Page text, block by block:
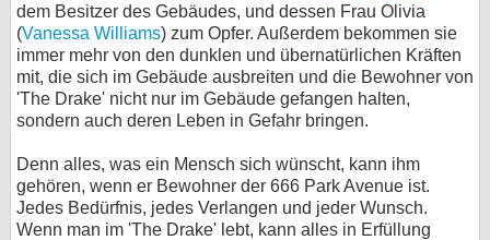
dem Besitzer des Gebäudes, und dessen Frau Olivia
(Vanessa Williams) zum Opfer. Außerdem bekommen sie
immer mehr von den dunklen und übernatürlichen Kräften
mit, die sich im Gebäude ausbreiten und die Bewohner von
'The Drake' nicht nur im Gebäude gefangen halten,
sondern auch deren Leben in Gefahr bringen.
Denn alles, was ein Mensch sich wünscht, kann ihm
gehören, wenn er Bewohner der 666 Park Avenue ist.
Jedes Bedürfnis, jedes Verlangen und jeder Wunsch.
Wenn man im 'The Drake' lebt, kann alles in Erfüllung
bei Facebook
Kontakt
Nutzungsbedingungen
Datenschutz
Cookie-Einstellungen